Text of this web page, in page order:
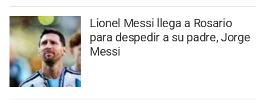
Lionel Messi llega a Rosario
para despedir a su padre, Jorge
Messi